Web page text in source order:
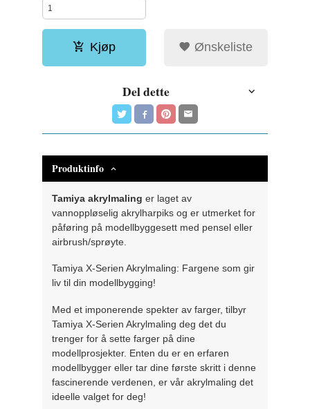
Kjøp Ønskeliste
Del dette
Produktinfo
Tamiya akrylmaling er laget av
vannoppløselig akrylharpiks og er utmerket for
påføring på modellbyggesett med pensel eller
airbrush/sprøyte.
Tamiya X-Serien Akrylmaling: Fargene som gir
liv til din modellbygging!
Med et imponerende spekter av farger, tilbyr
Tamiya X-Serien Akrylmaling deg det du
trenger for å sette farger på dine
modellprosjekter. Enten du er en erfaren
modellbygger eller tar dine første skritt i denne
fascinerende verdenen, er vår akrylmaling det
ideelle valget for deg!